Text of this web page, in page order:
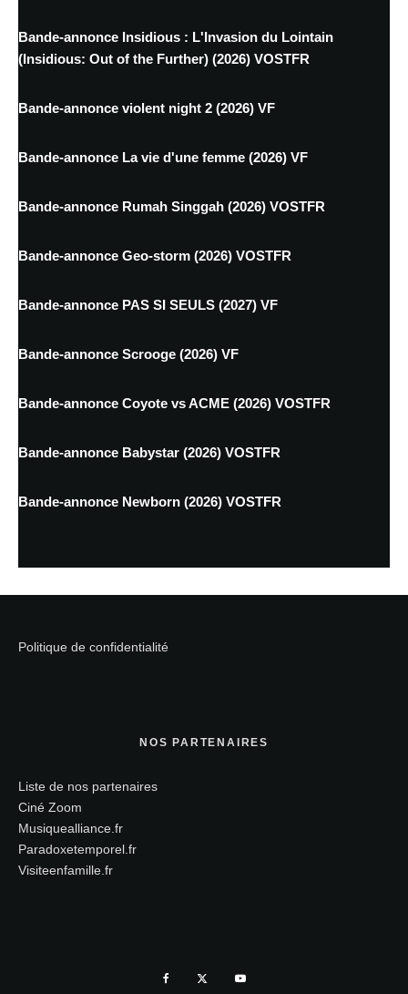
Bande-annonce Insidious : L'Invasion du Lointain
(Insidious: Out of the Further) (2026) VOSTFR
Bande-annonce violent night 2 (2026) VF
Bande-annonce La vie d'une femme (2026) VF
Bande-annonce Rumah Singgah (2026) VOSTFR
Bande-annonce Geo-storm (2026) VOSTFR
Bande-annonce PAS SI SEULS (2027) VF
Bande-annonce Scrooge (2026) VF
Bande-annonce Coyote vs ACME (2026) VOSTFR
Bande-annonce Babystar (2026) VOSTFR
Bande-annonce Newborn (2026) VOSTFR
Politique de confidentialité
NOS PARTENAIRES
Liste de nos partenaires
Ciné Zoom
Musiquealliance.fr
Paradoxetemporel.fr
Visiteenfamille.fr